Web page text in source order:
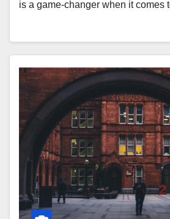
is a game-changer when it comes